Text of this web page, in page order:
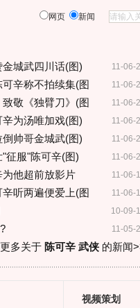
网页 新闻
11-06-
金城武四川话(图)
11-06-
辛称不拍续集(图
11-06-
敬《独臂刀》(图
11-06-
为汤唯加戏(图)
11-06-
倒帅哥金城武(图)
11-06-
征服"陈可辛(图)
11-06-
为他超前放影片
11-06-
听两遍便爱上(图
10-09-
11-05-
更多关于 陈可辛 武侠的新闻
视频策划